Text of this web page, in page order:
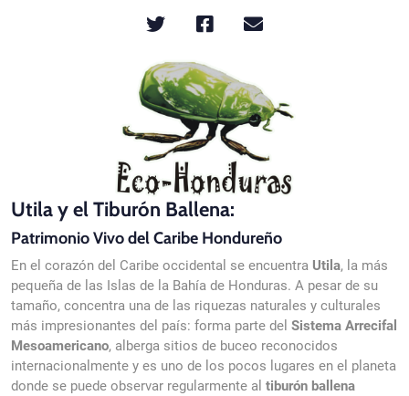
Utila y el Tiburón Ballena:
Patrimonio Vivo del Caribe Hondureño
En el corazón del Caribe occidental se encuentra Utila, la más
pequeña de las Islas de la Bahía de Honduras. A pesar de su
tamaño, concentra una de las riquezas naturales y culturales
más impresionantes del país: forma parte del Sistema Arrecifal
Mesoamericano, alberga sitios de buceo reconocidos
internacionalmente y es uno de los pocos lugares en el planeta
donde se puede observar regularmente al tiburón ballena